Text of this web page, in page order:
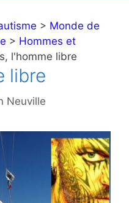
> Monde de
> Hommes et
l'homme libre
libre
Neuville